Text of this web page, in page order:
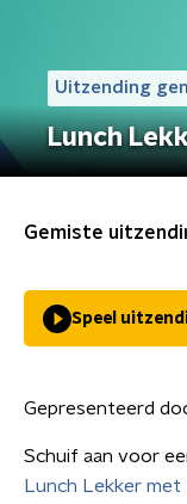
Uitzending
Lunch
Gemiste
Speel
Gepresenteerd
Schuif aan voor
Lunch Lekker met